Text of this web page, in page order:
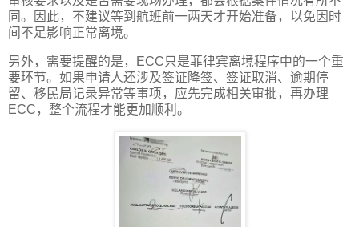
同。因此，不建议等到航班前一两天才开始准备，以免因时
间不足影响正常离境。
另外，需要提醒的是，ECC只是菲律宾离境程序中的一个重
要环节。如果申请人还涉及签证降签、签证取消、逾期停
留、移民局记录异常等事项，应先完成相关审批，再办理
ECC，整个流程才能更加顺利。